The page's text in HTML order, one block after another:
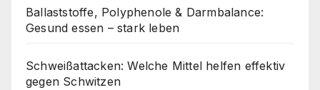
Ballaststoffe, Polyphenole & Darmbalance:
Gesund essen – stark leben
Schweißattacken: Welche Mittel helfen effektiv
gegen Schwitzen